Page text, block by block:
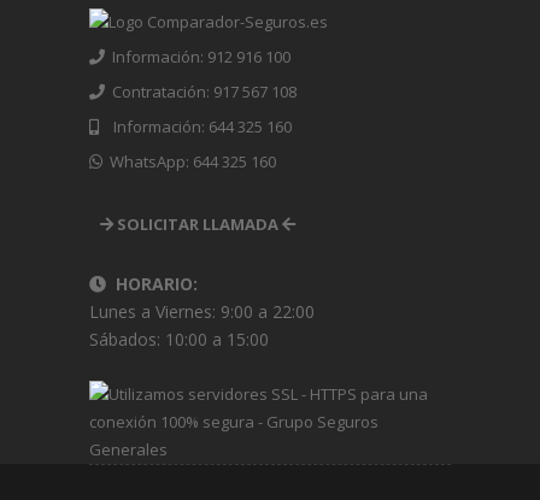
Información: 912 916 100
Contratación: 917 567 108
Información: 644 325 160
WhatsApp: 644 325 160
SOLICITAR LLAMADA
HORARIO:
Lunes a Viernes: 9:00 a 22:00
Sábados: 10:00 a 15:00